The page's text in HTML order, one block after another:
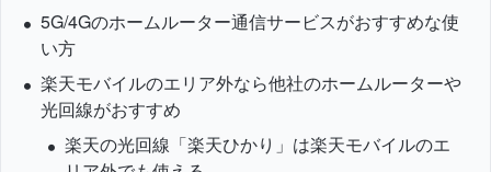
5G/4Gのホームルーター通信サービスがおすすめな使
い方
楽天モバイルのエリア外なら他社のホームルーターや
光回線がおすすめ
楽天の光回線「楽天ひかり」は楽天モバイルのエ